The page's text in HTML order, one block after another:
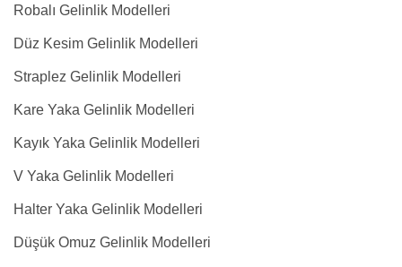
Robalı Gelinlik Modelleri
Düz Kesim Gelinlik Modelleri
Straplez Gelinlik Modelleri
Kare Yaka Gelinlik Modelleri
Kayık Yaka Gelinlik Modelleri
V Yaka Gelinlik Modelleri
Halter Yaka Gelinlik Modelleri
Düşük Omuz Gelinlik Modelleri